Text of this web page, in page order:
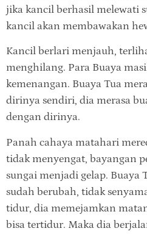
jika kancil berhasil melewati
kancil akan membawakan
Kancil berlari menjauh,
menghilang. Para Buaya
kemenangan. Buaya Tua
dirinya sendiri, dia merasa
dengan dirinya.
Panah cahaya matahari
tidak menyengat, bayangan
sungai menjadi gelap. Buaya
sudah berubah, tidak
tidur, dia memejamkan
bisa tertidur. Maka dia